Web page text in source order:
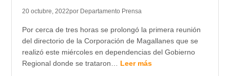
20 octubre, 2022por Departamento Prensa
Por cerca de tres horas se prolongó la primera reunión
del directorio de la Corporación de Magallanes que se
realizó este miércoles en dependencias del Gobierno
Regional donde se trataron… Leer más